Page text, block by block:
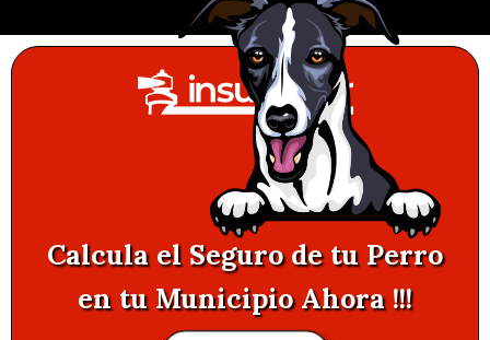
Calcula el Seguro de tu Perro
en tu Municipio Ahora !!!